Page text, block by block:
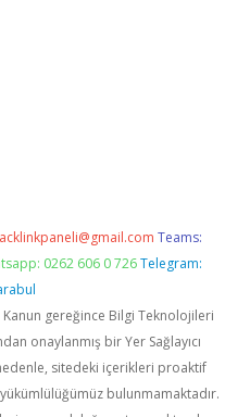
Teams:
0262 606 0 726 Telegram:
Kanun gereğince Bilgi Teknolojileri
onaylanmış bir Yer Sağlayıcı
sitedeki içerikleri proaktif
bulunmamaktadır.